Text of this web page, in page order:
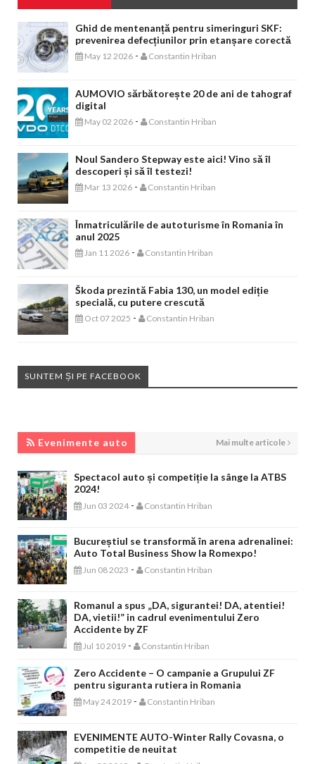
Ghid de mentenanță pentru simeringuri SKF:
prevenirea defecțiunilor prin etanșare corectă
May 12 2026 - Constantin Hriban
AUMOVIO sărbătorește 20 de ani de tahograf
digital
May 02 2026 - Constantin Hriban
Noul Sandero Stepway este aici! Vino să îl
descoperi și să îl testezi!
Mar 13 2026 - Constantin Hriban
Înmatriculările de autoturisme în Romania în
anul 2025
Jan 11 2026 - Constantin Hriban
Škoda prezintă Fabia 130, un model ediție
specială, cu putere crescută
Oct 07 2025 - Constantin Hriban
SUNTEM ȘI PE FACEBOOK
Evenimente auto Mai multe articole
Spectacol auto și competiție la sânge la ATBS
2024!
Jun 03 2024 - Constantin Hriban
Bucureștiul se transformă în arena adrenalinei:
Auto Total Business Show la Romexpo!
Jun 08 2023 - Constantin Hriban
Romanul a spus „DA, sigurantei! DA, atentiei!
DA, vietii!” in cadrul evenimentului Zero
Accidente by ZF
Jul 10 2019 - Constantin Hriban
Zero Accidente – O campanie a Grupului ZF
pentru siguranta rutiera in Romania
May 24 2019 - Constantin Hriban
EVENIMENTE AUTO-Winter Rally Covasna, o
competitie de neuitat